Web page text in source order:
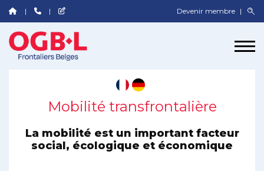
Devenir membre
Mobilité transfrontalière
La mobilité est un important facteur
social, écologique et économique